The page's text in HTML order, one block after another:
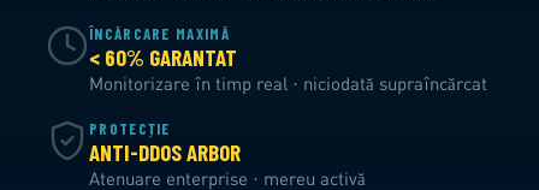
ÎNCĂRCARE MAXIMĂ
< 60% GARANTAT
Monitorizare în timp real · niciodată supraîncărcat
PROTECȚIE
ANTI-DDOS ARBOR
Atenuare enterprise · mereu activă